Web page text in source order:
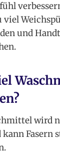
viel
und
wird
Fasern